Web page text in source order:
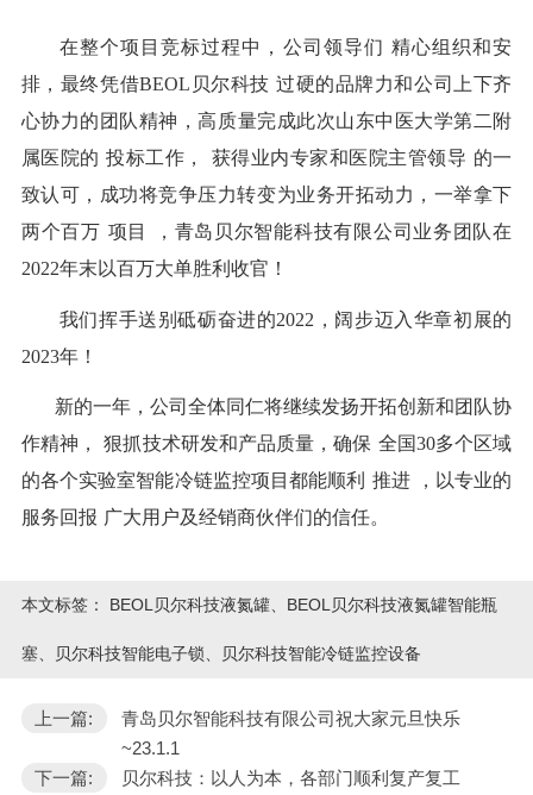
在整个项目竞标过程中，公司领导们 精心组织和安
排 ，最终凭借BEOL 贝尔科技 过硬的品牌力和公司上下齐
心协力的团队精神，高质量完成此次山东中医大学第二附
属医院的 投标工作， 获得业内专家和医院主管领导 的一
致认可，成功将竞争压力转变为业务开拓动力，一举拿下
两个百万 项目
，青岛贝尔智能科技有限公司业务团队在
2022年末以百万大单胜利收官！
我们挥手送别砥砺奋进的2022，阔步迈入华章初展的
2023年！
新的一年， 公司 全体同仁将继续发扬开拓创新和团队协
作精神，
狠抓技术研发和产品质量，确保 全国30多个区域
的各个实验室智能冷链监控项目都能顺利 推进 ，以专业的
服务回报 广大用户及经销商伙伴们的信任。
本文标签： BEOL贝尔科技液氮罐、BEOL贝尔科技液氮罐智能瓶
塞、贝尔科技智能电子锁、贝尔科技智能冷链监控设备
上一篇:
青岛贝尔智能科技有限公司祝大家元旦快乐
~23.1.1
下一篇:
贝尔科技：以人为本，各部门顺利复产复工